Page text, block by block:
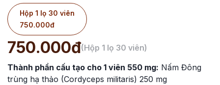
Hộp 1 lọ 30 viên
750.000đ
750.000đ(Hộp 1 lọ 30 viên)
Thành phần cấu tạo cho 1 viên 550 mg: Nấm Đông
trùng hạ thảo (Cordyceps militaris) 250 mg